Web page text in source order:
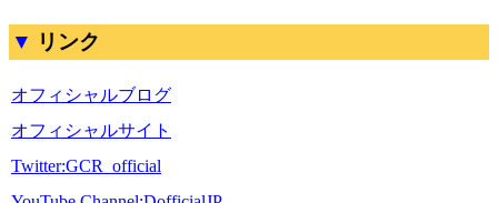
リンク
オフィシャルブログ
オフィシャルサイト
Twitter:GCR_official